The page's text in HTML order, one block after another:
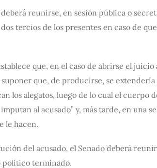
reunirse, en sesión pública o
tercios de los presentes en caso de
que, en el caso de abrirse el juicio
que, de producirse, se extendería
los alegatos, luego de lo cual el cuerpo
al acusado” y, más tarde, en una
le hacen.
del acusado, el Senado deberá
político terminado.